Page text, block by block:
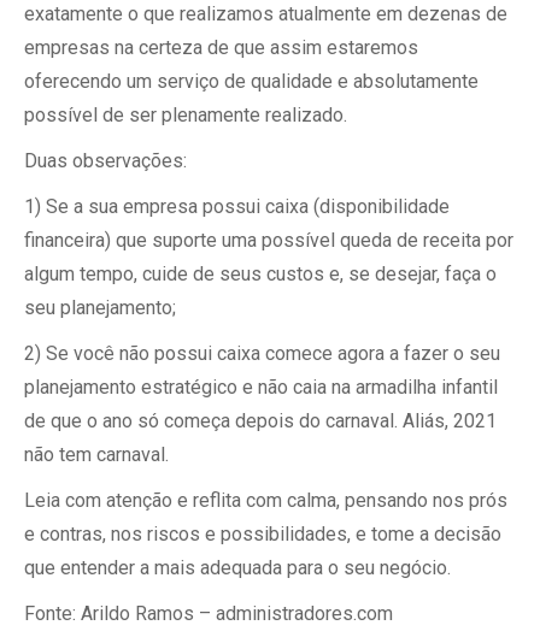
exatamente o que realizamos atualmente em dezenas de
empresas na certeza de que assim estaremos
oferecendo um serviço de qualidade e absolutamente
possível de ser plenamente realizado.
Duas observações:
1) Se a sua empresa possui caixa (disponibilidade
financeira) que suporte uma possível queda de receita por
algum tempo, cuide de seus custos e, se desejar, faça o
seu planejamento;
2) Se você não possui caixa comece agora a fazer o seu
planejamento estratégico e não caia na armadilha infantil
de que o ano só começa depois do carnaval. Aliás, 2021
não tem carnaval.
Leia com atenção e reflita com calma, pensando nos prós
e contras, nos riscos e possibilidades, e tome a decisão
que entender a mais adequada para o seu negócio.
Fonte: Arildo Ramos – administradores.com